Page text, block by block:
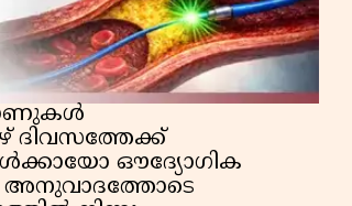
ദിവസത്തേക്ക്
ഔദ്യോഗിക
അനുവാദത്തോടെ